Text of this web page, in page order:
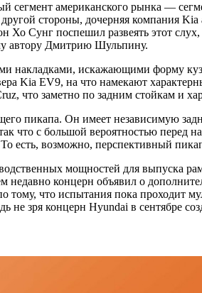
сегмент американского рынка —
стороны, дочерняя компания
Хо Сунг поспешил развеять этот
автору Дмитрию Шульпину.
накладками, искажающими форму
Kia EV9, на что намекают
что заметно по задним стойкам и
пикапа. Он имеет независимую
что с большой вероятностью
есть, возможно, перспективный
мощностей для выпуска
недавно концерн объявил о
тому, что испытания пока проходит
зря концерн Hyundai в сентябре